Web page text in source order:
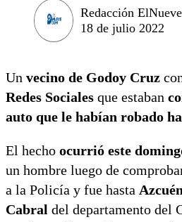
Redacción
18 de julio 2022
Un vecino de Godoy Cruz
Redes Sociales que estaban
auto que le habían robado
El hecho ocurrió este
un hombre luego de
a la Policía y fue hasta
Cabral del departamento del